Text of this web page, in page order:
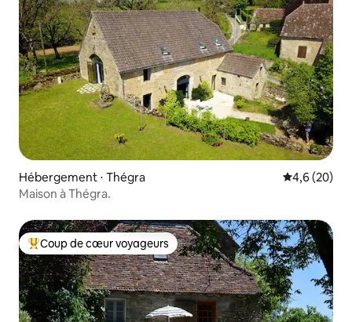
Hébergement ⋅ Thégra Évaluation
4,6 (20)
Maison à Thégra.
Coups de cœur voyageurs les plus appréciés
Coup de cœur voyageurs